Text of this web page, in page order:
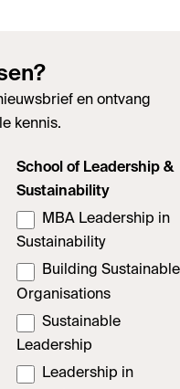
en ontvang
kennis.
School of Leadership &
Sustainability
MBA Leadership in
Sustainability
Building Sustainable
Organisations
Sustainable
Leadership
Leadership in